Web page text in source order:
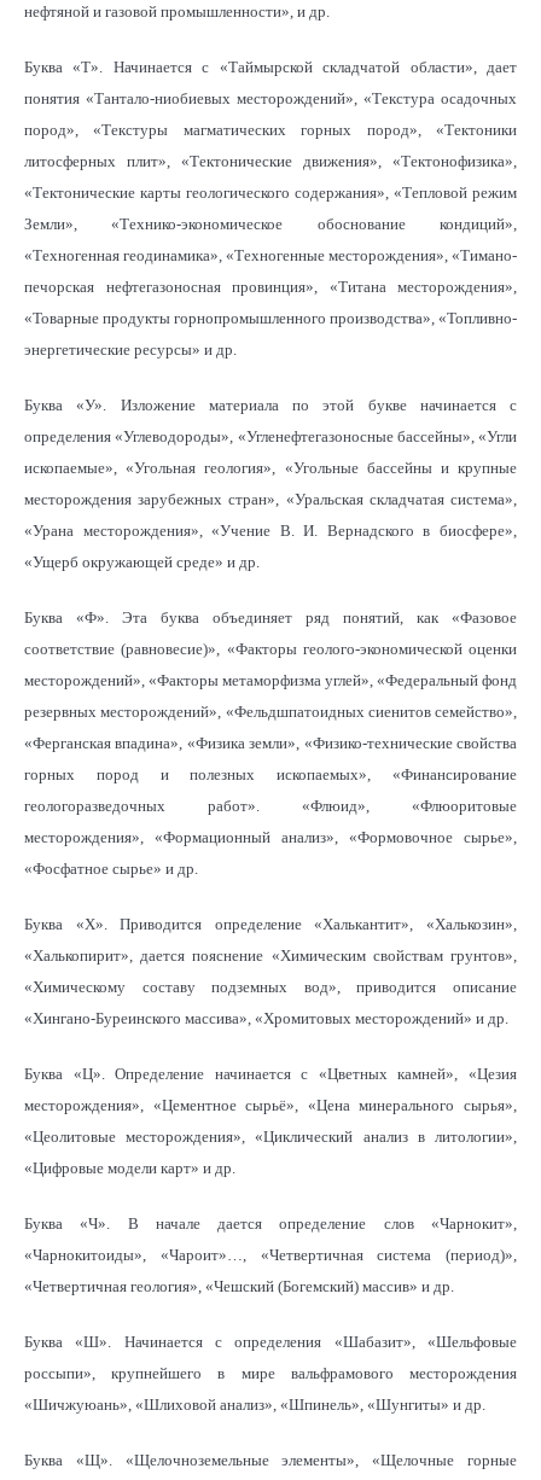
нефтяной и газовой промышленности», и др.
Буква «Т». Начинается с «Таймырской складчатой области», дает
понятия «Тантало-ниобиевых месторождений», «Текстура осадочных
пород», «Текстуры магматических горных пород», «Тектоники
литосферных плит», «Тектонические движения», «Тектонофизика»,
«Тектонические карты геологического содержания», «Тепловой режим
Земли», «Технико-экономическое обоснование кондиций»,
«Техногенная геодинамика», «Техногенные месторождения», «Тимано-
печорская нефтегазоносная провинция», «Титана месторождения»,
«Товарные продукты горнопромышленного производства», «Топливно-
энергетические ресурсы» и др.
Буква «У». Изложение материала по этой букве начинается с
определения «Углеводороды», «Угленефтегазоносные бассейны», «Угли
ископаемые», «Угольная геология», «Угольные бассейны и крупные
месторождения зарубежных стран», «Уральская складчатая система»,
«Урана месторождения», «Учение В. И. Вернадского в биосфере»,
«Ущерб окружающей среде» и др.
Буква «Ф». Эта буква объединяет ряд понятий, как «Фазовое
соответствие (равновесие)», «Факторы геолого-экономической оценки
месторождений», «Факторы метаморфизма углей», «Федеральный фонд
резервных месторождений», «Фельдшпатоидных сиенитов семейство»,
«Ферганская впадина», «Физика земли», «Физико-технические свойства
горных пород и полезных ископаемых», «Финансирование
геологоразведочных работ». «Флюид», «Флюоритовые
месторождения», «Формационный анализ», «Формовочное сырье»,
«Фосфатное сырье» и др.
Буква «Х». Приводится определение «Халькантит», «Халькозин»,
«Халькопирит», дается пояснение «Химическим свойствам грунтов»,
«Химическому составу подземных вод», приводится описание
«Хингано-Буреинского массива», «Хромитовых месторождений» и др.
Буква «Ц». Определение начинается с «Цветных камней», «Цезия
месторождения», «Цементное сырьё», «Цена минерального сырья»,
«Цеолитовые месторождения», «Циклический анализ в литологии»,
«Цифровые модели карт» и др.
Буква «Ч». В начале дается определение слов «Чарнокит»,
«Чарнокитоиды», «Чароит»…, «Четвертичная система (период)»,
«Четвертичная геология», «Чешский (Богемский) массив» и др.
Буква «Ш». Начинается с определения «Шабазит», «Шельфовые
россыпи», крупнейшего в мире вальфрамового месторождения
«Шичжуюань», «Шлиховой анализ», «Шпинель», «Шунгиты» и др.
Буква «Щ». «Щелочноземельные элементы», «Щелочные горные